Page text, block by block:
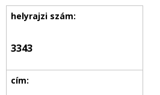
3343